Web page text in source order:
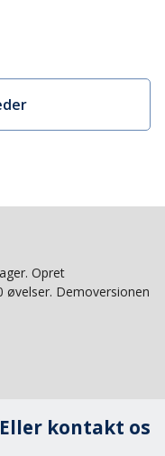
Opret
Demoversionen
Eller kontakt os